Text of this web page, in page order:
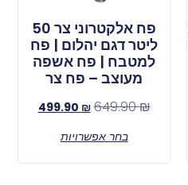
פח אלקטרוני צר 50
ליטר דגם יהלום | פח
למטבח | פח אשפה
מעוצב – פח צר
649.90₪
499.90 ₪
בחר אפשרויות